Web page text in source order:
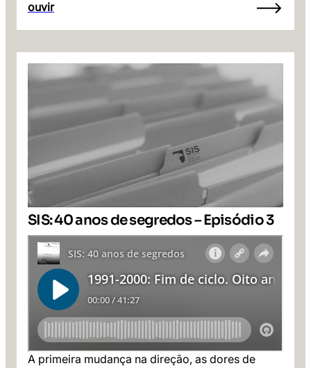
ouvir
SIS: 40 anos de segredos – Episódio 3
A primeira mudança na direção, as dores de